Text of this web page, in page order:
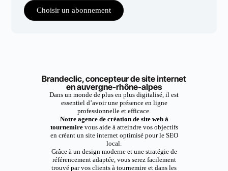
Choisir un abonnement
Brandeclic, concepteur de site internet
en auvergne-rhône-alpes
Dans un monde de plus en plus digitalisé, il est
essentiel d’avoir une présence en ligne
professionnelle et efficace.
Notre agence de création de site web à
tournemirevous aide à atteindre vos objectifs
en créant un site internet optimisé pour le SEO
local.
Grâce à un design moderne et une stratégie de
référencement adaptée, vous serez facilement
trouvé par vos clients à tournemire et dans les